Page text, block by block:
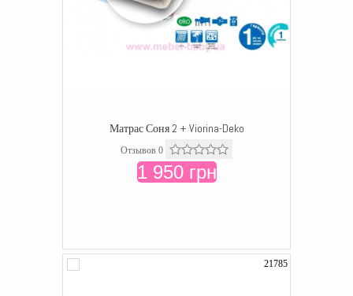
Матрас Соня 2 + Viorina-Deko
Отзывов 0
1 950 грн
21785